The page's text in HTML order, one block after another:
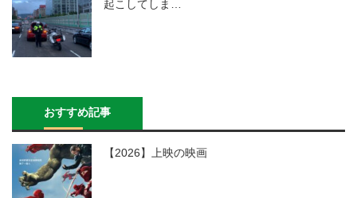
起こしてしま…
おすすめ記事
【2026】上映の映画